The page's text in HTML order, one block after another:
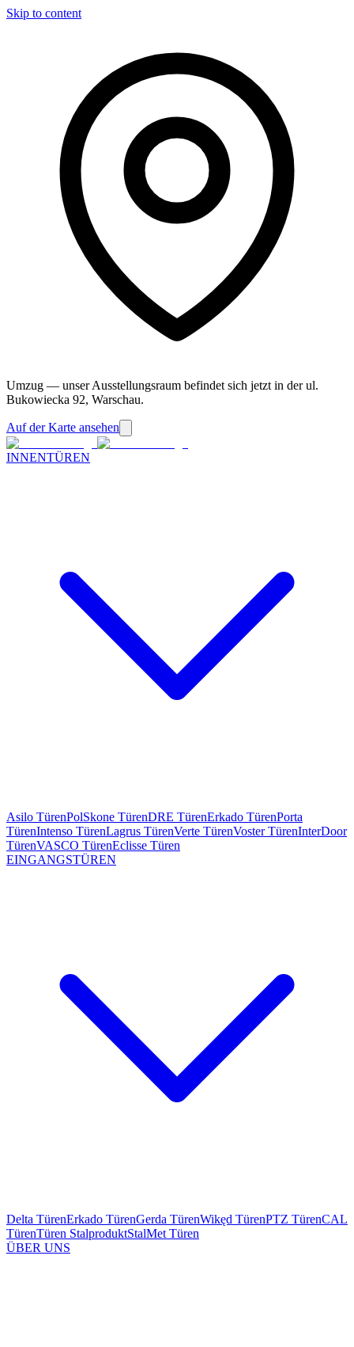
Skip to content
Umzug — unser Ausstellungsraum befindet sich jetzt in der ul.
Bukowiecka 92, Warschau.
Auf der Karte ansehen
INNENTÜREN
Asilo TürenPolSkone TürenDRE TürenErkado TürenPorta
TürenIntenso TürenLagrus TürenVerte TürenVoster TürenInterDoor
TürenVASCO TürenEclisse Türen
EINGANGSTÜREN
Delta TürenErkado TürenGerda TürenWikęd TürenPTZ TürenCAL
TürenTüren StalproduktStalMet Türen
ÜBER UNS